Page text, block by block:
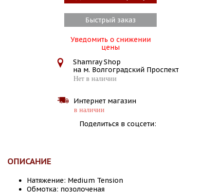
Быстрый заказ
Уведомить о снижении
цены
Shamray Shop
на м. Волгоградский Проспект
Нет в наличии
Интернет магазин
в наличии
Поделиться в соцсети:
ОПИСАНИЕ
Натяжение: Medium Tension
Обмотка: позолоченая